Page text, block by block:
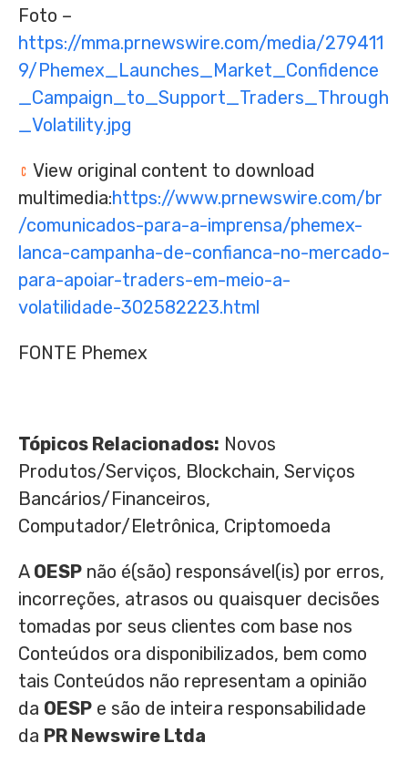
Foto –
https://mma.prnewswire.com/media/279411
9/Phemex_Launches_Market_Confidence
_Campaign_to_Support_Traders_Through
_Volatility.jpg
View original content to download
multimedia:https://www.prnewswire.com/br
/comunicados-para-a-imprensa/phemex-
lanca-campanha-de-confianca-no-mercado-
para-apoiar-traders-em-meio-a-
volatilidade-302582223.html
FONTE Phemex
Tópicos Relacionados: Novos
Produtos/Serviços, Blockchain, Serviços
Bancários/Financeiros,
Computador/Eletrônica, Criptomoeda
A OESP não é(são) responsável(is) por erros,
incorreções, atrasos ou quaisquer decisões
tomadas por seus clientes com base nos
Conteúdos ora disponibilizados, bem como
tais Conteúdos não representam a opinião
da OESP e são de inteira responsabilidade
da PR Newswire Ltda